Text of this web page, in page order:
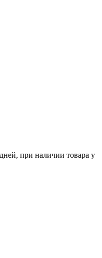
при наличии товара у